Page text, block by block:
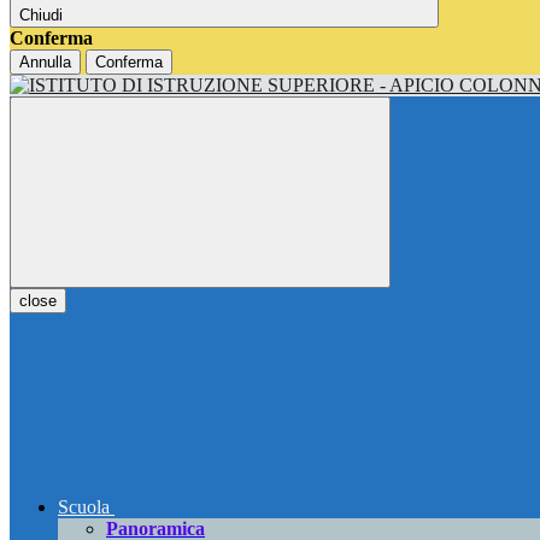
Chiudi
Conferma
Annulla Conferma
close
Scuola
Panoramica